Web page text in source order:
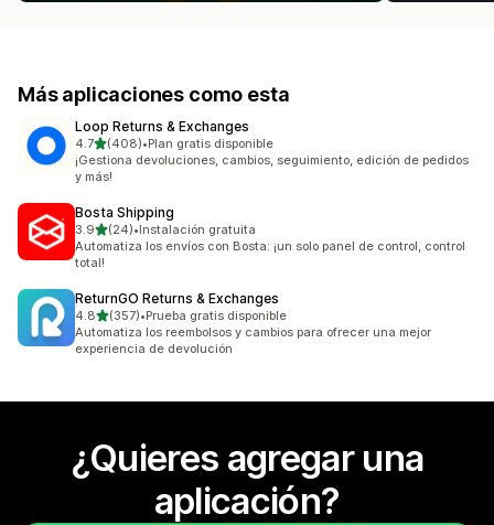
Más aplicaciones como esta
Loop Returns & Exchanges
4.7de 5 estrellas
(408)
408 reseñas en total
•Plan gratis disponible
¡Gestiona devoluciones, cambios, seguimiento, edición de pedidos
y más!
Bosta Shipping
3.9de 5 estrellas
(24)
24 reseñas en total
•Instalación gratuita
Automatiza los envíos con Bosta: ¡un solo panel de control, control
total!
ReturnGO Returns & Exchanges
4.8de 5 estrellas
(357)
357 reseñas en total
•Prueba gratis disponible
Automatiza los reembolsos y cambios para ofrecer una mejor
experiencia de devolución
¿Quieres agregar una
aplicación?